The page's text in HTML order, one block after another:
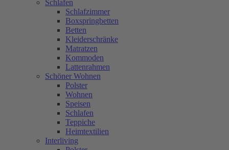
Schlafen
Schlafzimmer
Boxspringbetten
Betten
Kleiderschränke
Matratzen
Kommoden
Lattenrahmen
Schöner Wohnen
Polster
Wohnen
Speisen
Schlafen
Teppiche
Heimtextilien
Interliving